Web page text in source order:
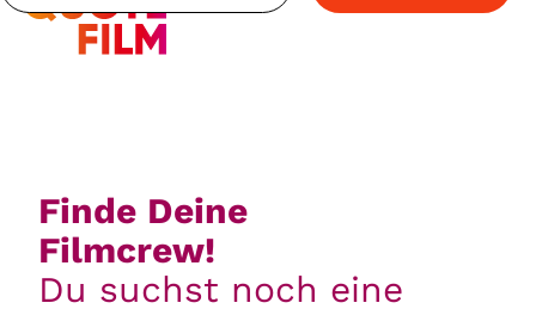
Finde Deine
Filmcrew!
Du suchst noch eine